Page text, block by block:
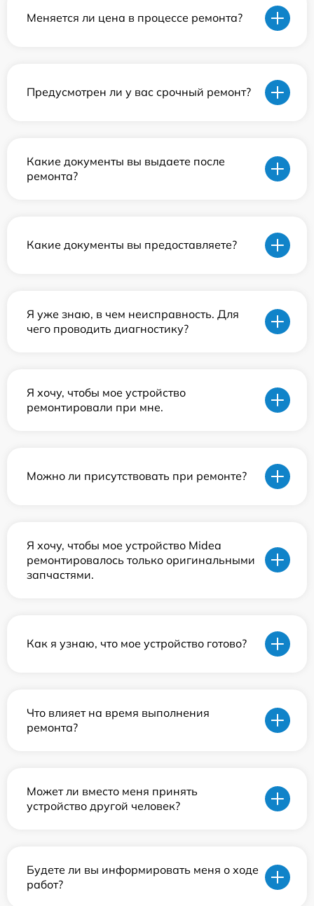
Меняется ли цена в процессе ремонта?
Предусмотрен ли у вас срочный ремонт?
Какие документы вы выдаете после
ремонта?
Какие документы вы предоставляете?
Я уже знаю, в чем неисправность. Для
чего проводить диагностику?
Я хочу, чтобы мое устройство
ремонтировали при мне.
Можно ли присутствовать при ремонте?
Я хочу, чтобы мое устройство Midea
ремонтировалось только оригинальными
запчастями.
Как я узнаю, что мое устройство готово?
Что влияет на время выполнения
ремонта?
Может ли вместо меня принять
устройство другой человек?
Будете ли вы информировать меня о ходе
работ?